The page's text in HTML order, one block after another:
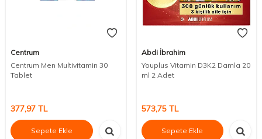
Centrum
Centrum Men Multivitamin 30
Tablet
377,97 TL
Sepete Ekle
Abdi İbrahim
Youplus Vitamin D3K2 Damla 20
ml 2 Adet
573,75TL
Sepete Ekle